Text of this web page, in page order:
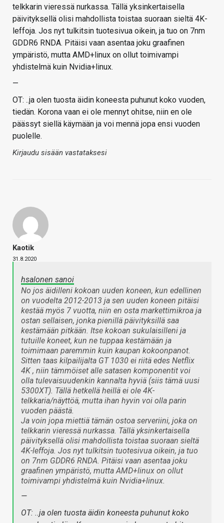
telkkarin vieressä nurkassa. Tällä yksinkertaisella
päivityksellä olisi mahdollista toistaa suoraan sieltä 4K-
leffoja. Jos nyt tulkitsin tuotesivua oikein, ja tuo on 7nm
GDDR6 RNDA. Pitäisi vaan asentaa joku graafinen
ympäristö, mutta AMD+linux on ollut toimivampi
yhdistelmä kuin Nvidia+linux.
—
OT: ..ja olen tuosta äidin koneesta puhunut koko vuoden,
tiedän. Korona vaan ei ole mennyt ohitse, niin en ole
päässyt siellä käymään ja voi mennä jopa ensi vuoden
puolelle.
Kirjaudu sisään vastataksesi
Kaotik
31.8.2020
hsalonen sanoi
No jos äidilleni kokoan uuden koneen, kun edellinen
on vuodelta 2012-2013 ja sen uuden koneen pitäisi
kestää myös 7 vuotta, niin en osta markettimikroa ja
ostan sellaisen, jonka pienillä päivityksillä saa
kestämään pitkään. Itse kokoan sukulaisilleni ja
tutuille koneet, kun ne tuppaa kestämään ja
toimimaan paremmin kuin kaupan kokoonpanot.
Sitten taas kilpailijalta GT 1030 ei riitä edes Netflix
4K , niin tämmöiset alle satasen komponentit voi
olla tulevaisuudenkin kannalta hyviä (siis tämä uusi
5300XT). Tällä hetkellä heillä ei ole 4K-
telkkaria/näyttöä, mutta ihan hyvin voi olla parin
vuoden päästä.
Ja voin jopa miettiä tämän ostoa serveriini, joka on
telkkarin vieressä nurkassa. Tällä yksinkertaisella
päivityksellä olisi mahdollista toistaa suoraan sieltä
4K-leffoja. Jos nyt tulkitsin tuotesivua oikein, ja tuo
on 7nm GDDR6 RNDA. Pitäisi vaan asentaa joku
graafinen ympäristö, mutta AMD+linux on ollut
toimivampi yhdistelmä kuin Nvidia+linux.
—
OT: ..ja olen tuosta äidin koneesta puhunut koko